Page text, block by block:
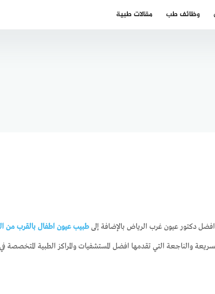
وظائف طب مقالات طبية
دكتور عيون غرب الرياض بالإضافة إلى طبيب عيون اطفال بالقرب من
والناجعة التي تقدمها افضل المستشفيات والمراكز الطبية المتخصصة